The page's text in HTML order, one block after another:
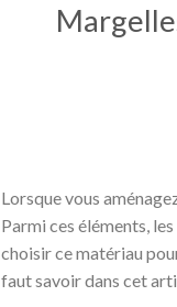
Lorsque vous
Parmi ces éléments, les
choisir ce matériau
faut savoir dans cet